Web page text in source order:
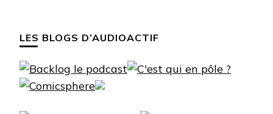
LES BLOGS D’AUDIOACTIF